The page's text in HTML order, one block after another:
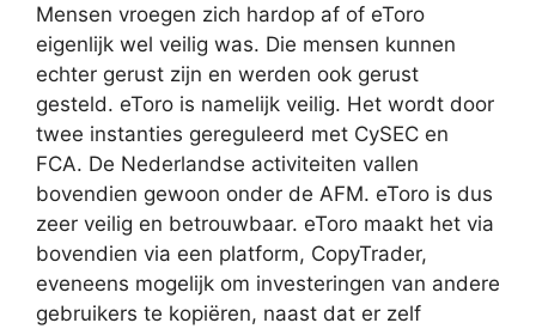
Mensen vroegen zich hardop af of eToro
eigenlijk wel veilig was. Die mensen kunnen
echter gerust zijn en werden ook gerust
gesteld. eToro is namelijk veilig. Het wordt door
twee instanties gereguleerd met CySEC en
FCA. De Nederlandse activiteiten vallen
bovendien gewoon onder de AFM. eToro is dus
zeer veilig en betrouwbaar. eToro maakt het via
bovendien via een platform, CopyTrader,
eveneens mogelijk om investeringen van andere
gebruikers te kopiëren, naast dat er zelf